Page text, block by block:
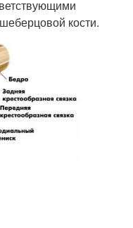
кости.